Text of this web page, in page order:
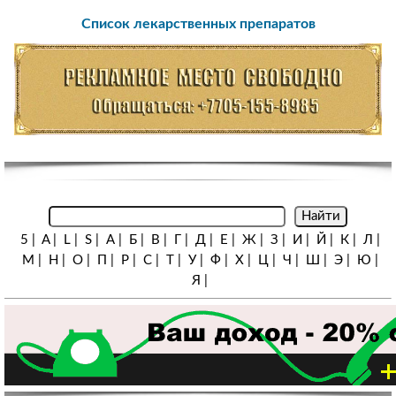
Список лекарственных препаратов
5 A| L| S| А| Б| В Д| Е Ж| З И Й К| Л
М
Н О| Р| С| У| Ф| Х| Ц| Ч Ш Э| Ю
Я